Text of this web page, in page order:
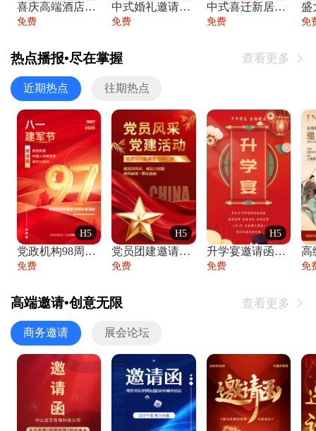
喜庆高端酒店开业大吉邀请函
免费
中式婚礼邀请函中国风传统复古婚礼请柬请帖
免费
中式喜迁新居乔迁之喜邀请函宴会请帖
免费 免
热点播报•尽在掌握 查看更多 
近期热点 往期热点
H5
党政机构98周年八一建军节庆祝晚会活动邀
免费
H5
党员团建邀请函党建活动风采党会工作汇报总
免费
H5
升学宴邀请函喜报金榜题名高端谢师宴邀请函
免费 免
高端邀请•创意无限 查看更多 
商务邀请 展会论坛